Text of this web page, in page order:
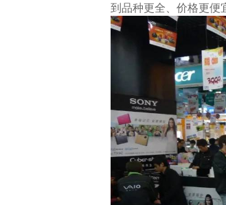
到品种更全、价格更便